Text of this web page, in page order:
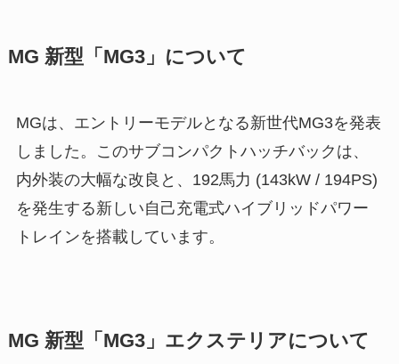
MG 新型「MG3」について
MGは、エントリーモデルとなる新世代MG3を発表
しました。このサブコンパクトハッチバックは、
内外装の大幅な改良と、192馬力 (143kW / 194PS)
を発生する新しい自己充電式ハイブリッドパワー
トレインを搭載しています。
MG 新型「MG3」エクステリアについて